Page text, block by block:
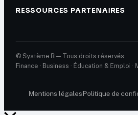
RESSOURCES PARTENAIRES
© Système B — Tous droits réservés
Finance · Business · Éducation & Emploi ·
Mentions légalesPolitique de